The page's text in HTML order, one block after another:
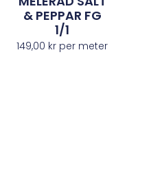
& PEPPAR FG
1/1
149,00 kr per meter